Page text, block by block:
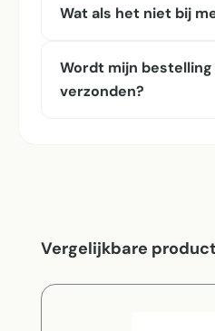
Wat als het niet bij
Wordt mijn
verzonden?
Productgalerij overslaan
Vergelijkbare